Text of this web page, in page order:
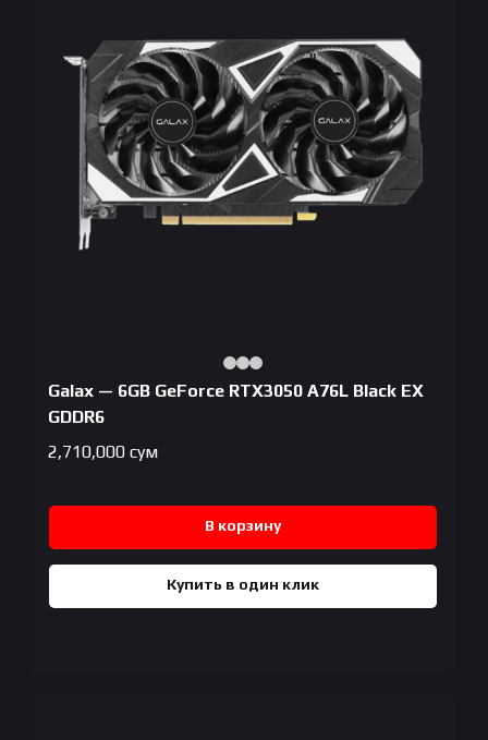
Galax — 6GB GeForce RTX3050 A76L Black EX
GDDR6
2,710,000 сум
В корзину
Купить в один клик